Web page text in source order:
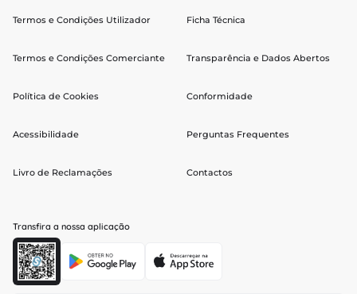
Termos e Condições Utilizador
Termos e Condições Comerciante
Política de Cookies
Acessibilidade
Livro de Reclamações
Ficha Técnica
Transparência e Dados Abertos
Conformidade
Perguntas Frequentes
Contactos
Transfira a nossa aplicação